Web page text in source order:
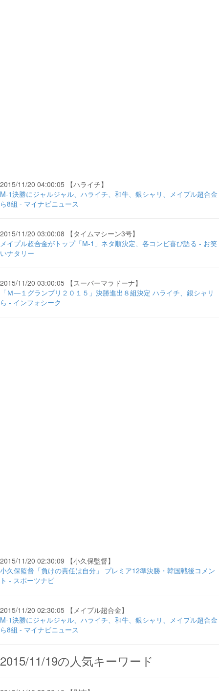
2015/11/20 04:00:05 【ハライチ】
M-1決勝にジャルジャル、ハライチ、和牛、銀シャリ、メイプル超合金
ら8組 - マイナビニュース
2015/11/20 03:00:08 【タイムマシーン3号】
メイプル超合金がトップ「M-1」ネタ順決定、各コンビ喜び語る - お笑
いナタリー
2015/11/20 03:00:05 【スーパーマラドーナ】
「Ｍ―１グランプリ２０１５」決勝進出８組決定 ハライチ、銀シャリ
ら - インフォシーク
2015/11/20 02:30:09 【小久保監督】
小久保監督「負けの責任は自分」 プレミア12準決勝・韓国戦後コメン
ト - スポーツナビ
2015/11/20 02:30:05 【メイプル超合金】
M-1決勝にジャルジャル、ハライチ、和牛、銀シャリ、メイプル超合金
ら8組 - マイナビニュース
2015/11/19の人気キーワード